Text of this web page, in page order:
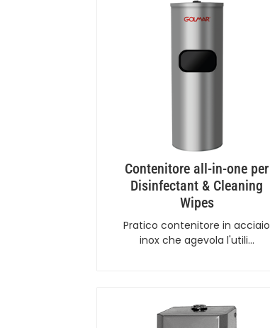
Contenitore all-in-one per
Disinfectant & Cleaning
Wipes
Pratico contenitore in acciaio
inox che agevola l'utili…